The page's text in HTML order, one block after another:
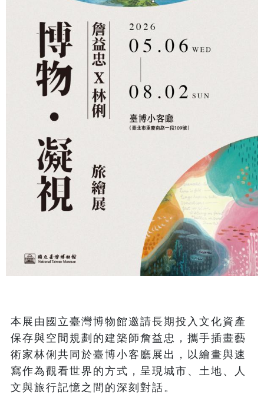
本展由國立臺灣博物館邀請長期投入文化資產
保存與空間規劃的建築師詹益忠，攜手插畫藝
術家林俐共同於臺博小客廳展出，以繪畫與速
寫作為觀看世界的方式，呈現城市、土地、人
文與旅行記憶之間的深刻對話。